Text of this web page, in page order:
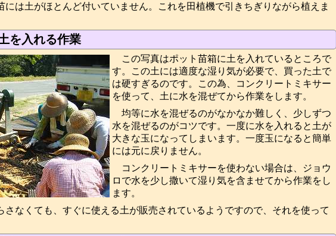
には土がほとんど付いていません。これを田植機で引きちぎりながら植えま
を入れる作業
この写真はポット苗箱に土を入れているところで
す。この土には適度な湿り気が必要で、買った土で
は硬すぎるのです。この為、コンクリートミキサー
を使って、土に水を混ぜてから作業をします。
均等に水を混ぜるのがなかなか難しく、少しずつ
水を混ぜるのがコツです。一度に水を入れると土が
大きな玉になってしまいます。一度玉になると簡単
には元に戻りません。
コンクリートミキサーを使わない場合は、ジョウ
ロで水を少し撒いて湿り気を含ませてから作業をし
ます。
さなくても、すぐに使える土が販売されているようですので、それを使って